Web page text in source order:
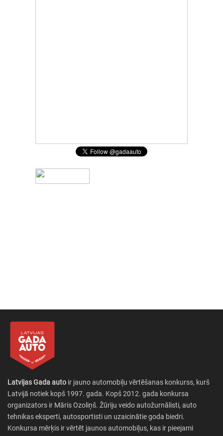
Latvijas Gada auto ir jauno automobiļu vērtēšanas konkurss, kurš
Latvijā notiek kopš 1997. gada. Kopš 2012. gada konkursa
organizators ir Māris Ozoliņš. Žūriju veido autožurnālisti, auto
tehnikas eksperti, autosportisti un uzaicinātie goda biedri.
Konkursa mērķis ir vērtēt jaunos automobiļus, kas ir pieejami